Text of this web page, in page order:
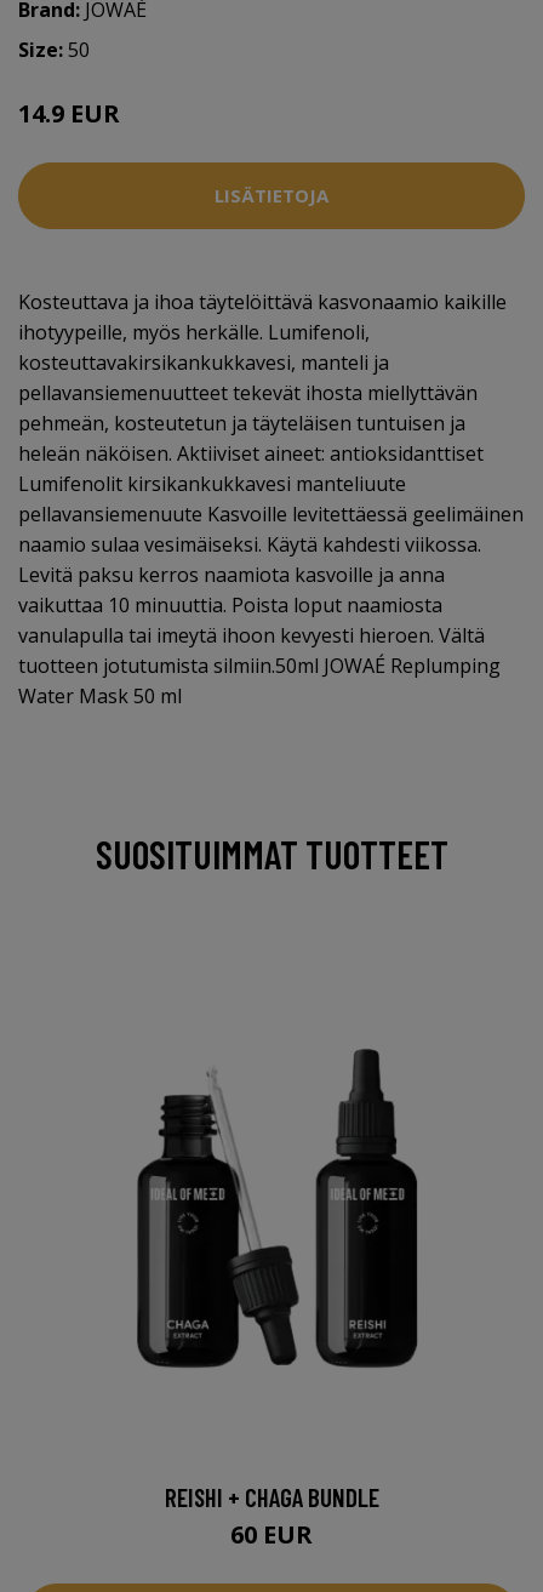
Brand: JOWAÉ
Size:50
14.9 EUR
LISÄTIETOJA
Kosteuttava ja ihoa täytelöittävä kasvonaamio kaikille
ihotyypeille, myös herkälle. Lumifenoli,
kosteuttavakirsikankukkavesi, manteli ja
pellavansiemenuutteet tekevät ihosta miellyttävän
pehmeän, kosteutetun ja täyteläisen tuntuisen ja
heleän näköisen. Aktiiviset aineet: antioksidanttiset
Lumifenolit kirsikankukkavesi manteliuute
pellavansiemenuute Kasvoille levitettäessä geelimäinen
naamio sulaa vesimäiseksi. Käytä kahdesti viikossa.
Levitä paksu kerros naamiota kasvoille ja anna
vaikuttaa 10 minuuttia. Poista loput naamiosta
vanulapulla tai imeytä ihoon kevyesti hieroen. Vältä
tuotteen jotutumista silmiin.50ml JOWAÉ Replumping
Water Mask 50 ml
SUOSITUIMMAT TUOTTEET
REISHI + CHAGA BUNDLE
60 EUR